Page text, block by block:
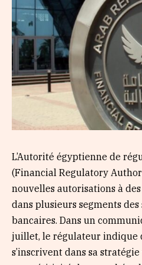
L’Autorité égyptienne de
(Financial Regulatory
nouvelles autorisations à
dans plusieurs segments
bancaires. Dans un
juillet, le régulateur indique
s’inscrivent dans sa